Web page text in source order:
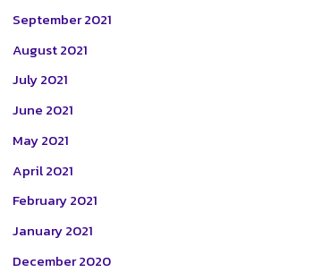
September 2021
August 2021
July 2021
June 2021
May 2021
April 2021
February 2021
January 2021
December 2020